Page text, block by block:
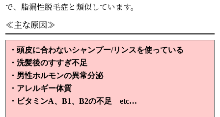
で、脂漏性脱毛症と類似しています。
≪主な原因≫
・頭皮に合わないシャンプー/リンスを使っている
・ 洗髪後のすすぎ不足
・ 男性ホルモンの異常分泌
・ アレルギー体質
・ ビタミンA、B1、B2の不足 etc…